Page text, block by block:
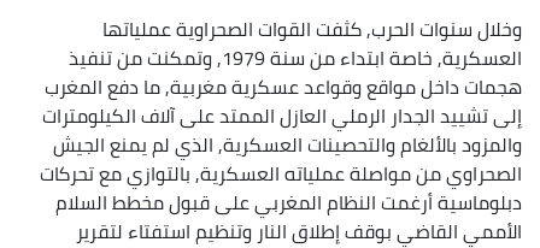
وخلال سنوات الحرب, كثفت القوات الصحراوية عملياتها
العسكرية, خاصة ابتداء من سنة 1979, وتمكنت من تنفيذ
هجمات داخل مواقع وقواعد عسكرية مغربية, ما دفع المغرب
إلى تشييد الجدار الرملي العازل الممتد على آلاف الكيلومترات
والمزود بالألغام والتحصينات العسكرية, الذي لم يمنع الجيش
الصحراوي من مواصلة عملياته العسكرية, بالتوازي مع تحركات
دبلوماسية أرغمت النظام المغربي على قبول مخطط السلام
الأممي القاضي بوقف إطلاق النار وتنظيم استفتاء لتقرير